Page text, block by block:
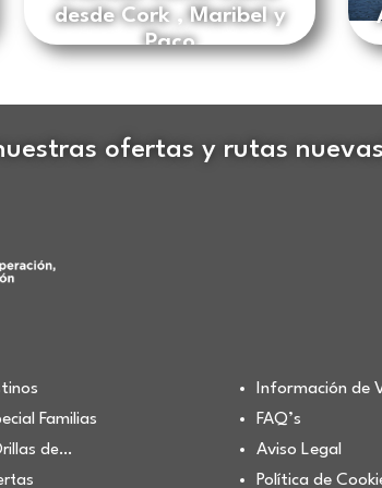
desde Cork , Maribel y
Paco
ofertas y rutas
Familias
de…
Información de
FAQ’s
Aviso Legal
Política de